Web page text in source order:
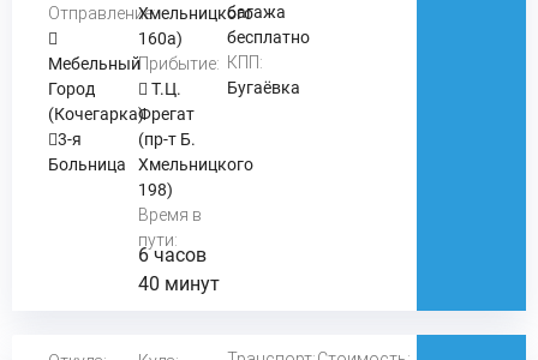
Отправление:
Мебельный
Город
(Кочегарка)
3-я
Больница
Хмельницкого
160а)
Прибытие:
Т.Ц.
Фрегат
(пр-т Б.
Хмельницкого
198)
Время в
пути:
6 часов
40 минут
багажа
бесплатно
КПП:
Бугаёвка